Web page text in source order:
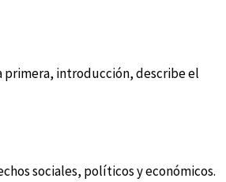
primera, introducción, describe el
sociales, políticos y económicos.